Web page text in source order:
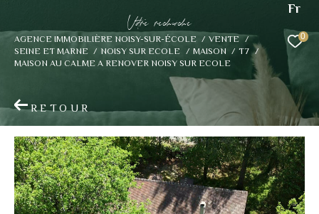
Fr
0
Vore recece
AGENCE IMMOBILIÈRE NOISY-SUR-ÉCOLE
VENTE
SEINE ET MARNE
NOISY SUR ECOLE MAISON
T7
MAISON AU CALME A RENOVER NOISY SUR ECOLE
RETOUR
Effectuer une recherche
et trouver le bien qui correspond à vos critères
Type de bien
Sélectionner
Budget